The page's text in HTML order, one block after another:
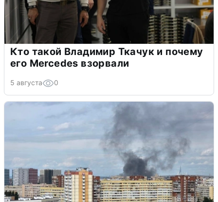
Кто такой Владимир Ткачук и почему
его Mercedes взорвали
5 августа 0